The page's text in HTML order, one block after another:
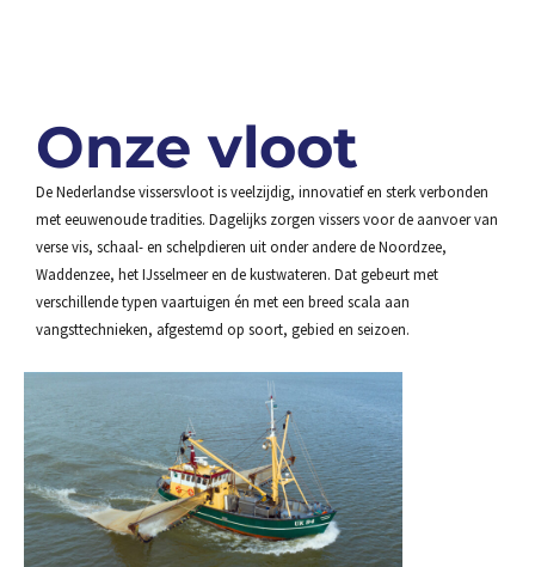
Onze vloot
De Nederlandse vissersvloot is veelzijdig, innovatief en sterk verbonden
met eeuwenoude tradities. Dagelijks zorgen vissers voor de aanvoer van
verse vis, schaal- en schelpdieren uit onder andere de Noordzee,
Waddenzee, het IJsselmeer en de kustwateren. Dat gebeurt met
verschillende typen vaartuigen én met een breed scala aan
vangsttechnieken, afgestemd op soort, gebied en seizoen.